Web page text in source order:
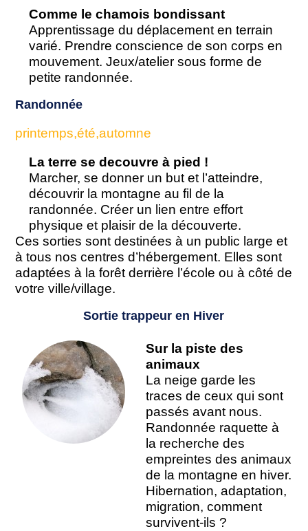
Comme le chamois bondissant
Apprentissage du déplacement en terrain
varié. Prendre conscience de son corps en
mouvement. Jeux/atelier sous forme de
petite randonnée.
Randonnée
printemps,été,automne
La terre se decouvre à pied !
Marcher, se donner un but et l’atteindre,
découvrir la montagne au fil de la
randonnée. Créer un lien entre effort
physique et plaisir de la découverte.
Ces sorties sont destinées à un public large et
à tous nos centres d’hébergement. Elles sont
adaptées à la forêt derrière l’école ou à côté de
votre ville/village.
Sortie trappeur en Hiver
Sur la piste des
animaux
La neige garde les
traces de ceux qui sont
passés avant nous.
Randonnée raquette à
la recherche des
empreintes des animaux
de la montagne en hiver.
Hibernation, adaptation,
migration, comment
survivent-ils ?